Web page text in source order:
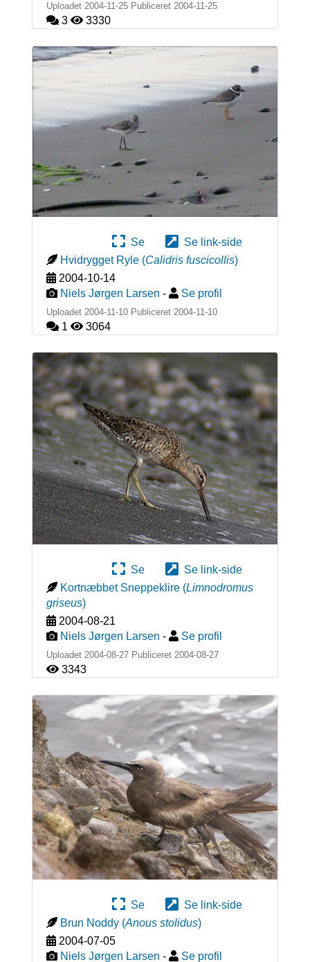
Uploadet 2004-11-25 Publiceret 2004-11-25
3 3330
Se
Se link-side
Hvidrygget Ryle (Calidris fuscicollis)
2004-10-14
Niels Jørgen Larsen - Se profil
Uploadet 2004-11-10 Publiceret 2004-11-10
1 3064
Se
Se link-side
Kortnæbbet Sneppeklire (Limnodromus
griseus)
2004-08-21
Niels Jørgen Larsen - Se profil
Uploadet 2004-08-27 Publiceret 2004-08-27
3343
Se
Se link-side
Brun Noddy (Anous stolidus)
2004-07-05
Niels Jørgen Larsen - Se profil